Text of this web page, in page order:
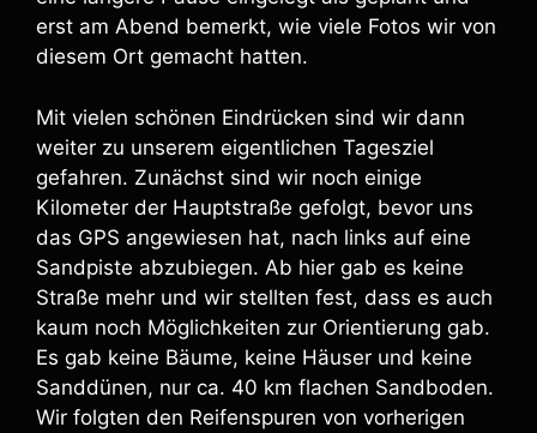
erst am Abend bemerkt, wie viele Fotos wir von
diesem Ort gemacht hatten.
Mit vielen schönen Eindrücken sind wir dann
weiter zu unserem eigentlichen Tagesziel
gefahren. Zunächst sind wir noch einige
Kilometer der Hauptstraße gefolgt, bevor uns
das GPS angewiesen hat, nach links auf eine
Sandpiste abzubiegen. Ab hier gab es keine
Straße mehr und wir stellten fest, dass es auch
kaum noch Möglichkeiten zur Orientierung gab.
Es gab keine Bäume, keine Häuser und keine
Sanddünen, nur ca. 40 km flachen Sandboden.
Wir folgten den Reifenspuren von vorherigen